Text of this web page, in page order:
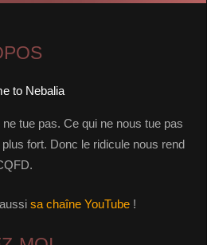
ne tue pas. Ce qui ne nous tue pas
fort. Donc le ridicule nous rend
sa chaîne YouTube !